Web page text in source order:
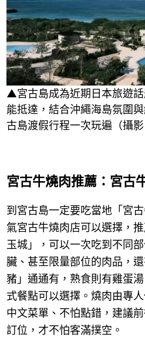
▲宮古島成為近期日本旅遊
能抵達，結合沖繩海島氛圍
古島渡假行程一次玩遍（攝影
宮古牛燒肉推薦：宮古
到宮古島一定要吃當地「宮
氣宮古牛燒肉店可以選擇，
玉城」，可以一次吃到不同
臟、甚至限量部位的肉品，
豬」通通有，熟食則有雞蛋
式餐點可以選擇。燒肉由專
中文菜單、不怕點錯，建議
訂位，才不怕客滿撲空。